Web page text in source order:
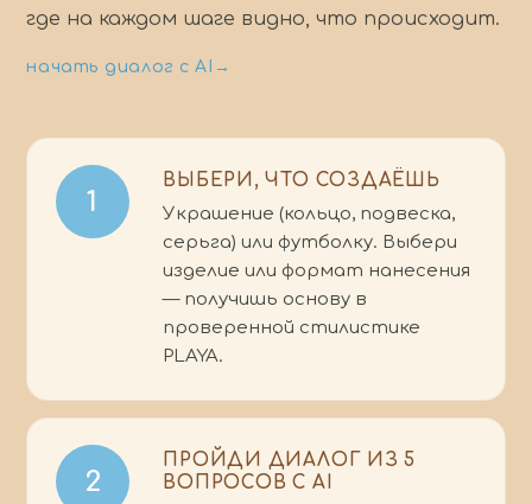
где на каждом шаге видно, что происходит.
начать диалог с AI →
1
ВЫБЕРИ, ЧТО СОЗДАЁШЬ
Украшение (кольцо, подвеска,
серьга) или футболку. Выбери
изделие или формат нанесения
— получишь основу в
проверенной стилистике
PLAYA.
2
ПРОЙДИ ДИАЛОГ ИЗ 5
ВОПРОСОВ С AI